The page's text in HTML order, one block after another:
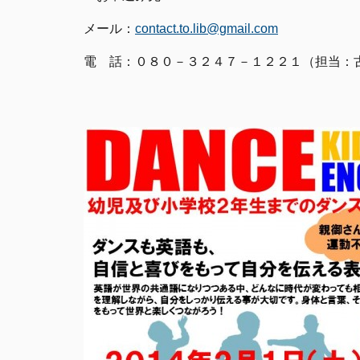
メール： contact.to.lib@gmail.com
電 話：０８０－３２４７－１２２１（担当：